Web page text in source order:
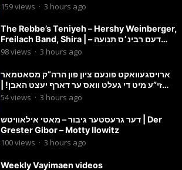
159views · 3 hours ago
The Rebbe’s Teniyeh – Hershy Weinberger,
Freilach Band, Shira | דעם רבינ׳ס תנועה –
הערשי וויינבערגער
98views · 3 hours ago
ארויסגעוואקט פונעם ציון פון הרה”ק מסאטמאר
זי”ע מיט די געלט וואס ער דארף יעצט האבן! |
הרב מענדל ווייס
54views · 3 hours ago
דער גרעסטער גיבור – מאטי אילאוויטש | Der
Grester Gibor – Motty Ilowitz
100views · 3 hours ago
Weekly Vayimaen videos